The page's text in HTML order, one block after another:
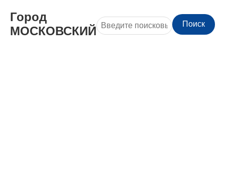
Город
МОСКОВСКИЙ
Поиск